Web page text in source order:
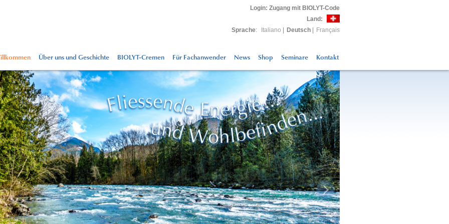
Login: Zugang mit BIOLYT-Code
Land:
Sprache: Italiano Deutsch Français
Über uns und Geschichte BIOLYT-Cremen Für Fachanwender News Shop Seminare Kontakt